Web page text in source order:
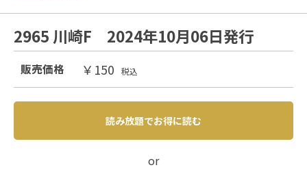
2965 川崎F 2024年10月06日発行
販売価格 ￥150 税込
読み放題でお得に読む
or